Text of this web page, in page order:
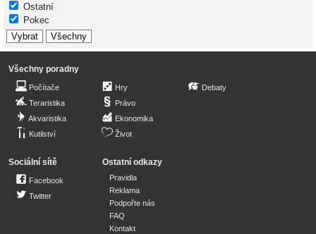
Ostatní
Pokec
Všechny poradny
Počítače
Teraristika
Akvaristika
Kutilství
Hry
Právo
Ekonomika
Život
Debaty
Sociální sítě
Facebook
Twitter
Ostatní odkazy
Pravidla
Reklama
Podpořte nás
FAQ
Kontakt